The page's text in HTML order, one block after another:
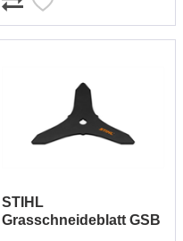
STIHL
Grasschneideblatt GSB